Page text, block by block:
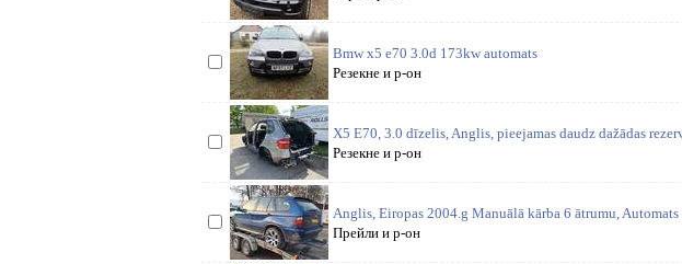
Bmw x5 e70 3.0d 173kw automats
Резекне и р-он
X5 E70, 3.0 dīzelis, Anglis, pieejamas daudz dažādas
Резекне и р-он
Anglis, Eiropas 2004.g Manuālā kārba 6 ātrumu,
Прейли и р-он